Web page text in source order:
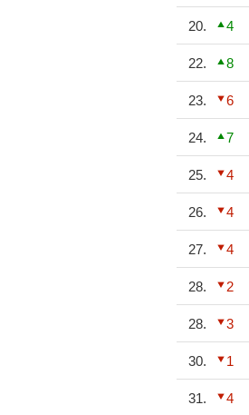
20. 4
22. 8
23. 6
24. 7
25. 4
26. 4
27. 4
28. 2
28. 3
30. 1
31. 4